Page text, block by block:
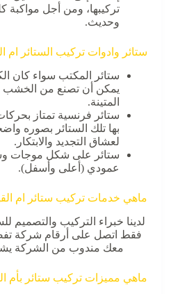
تركيبها، ومن أجل
وحديث.
ستائر وادوات تركيب الستائر ام
ستائر المكتب سواء كان
يمكن أن تصنع من الخشب
المتينة.
ستائر فرنسية تمتاز
بها تلك الستائر بصوره
لعشاق التجديد والابتكار.
ستائر على شكل موجات
عمودي (أعلى وأسفل).
ماهي خدمات تركيب ستائر ام
لدينا خبراء التركيب والتصميم
فقط اتصل على أرقام شركة
معك مندوب من الشركة
ماهي مميزات تركيب ستائر بأم